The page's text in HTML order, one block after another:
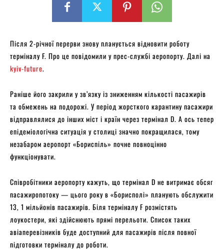
Після 2-річної перерви знову планується відновити роботу
терміналу F. Про це повідомили у прес-службі аеропорту. Далі на
kyiv-future.
Раніше його закрили у зв’язку із зниженням кількості пасажирів
та обмежень на подорожі. У період жорсткого карантину пасажири
відправлялися до інших міст і країн через термінал D. А ось тепер
епідеміологічна ситуація у столиці значно покращилася, тому
незабаром аеропорт «Бориспіль» почне повноцінно
функціонувати.
Співробітники аеропорту кажуть, що термінал D не витримає обсяг
пасажиропотоку — цього року в «Борисполі» планують обслужити
13, 1 мільйонів пасажирів. Біля терміналу F розмістять
лоукостери, які здійснюють прямі перельоти. Список таких
авіаперевізників буде доступний для пасажирів після повної
підготовки терміналу до роботи.